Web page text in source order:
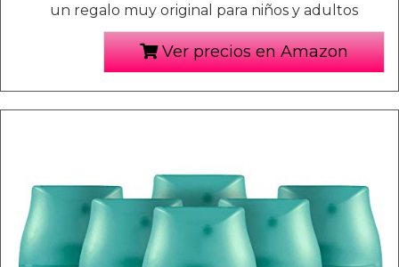
un regalo muy original para niños y adultos
Ver precios en Amazon